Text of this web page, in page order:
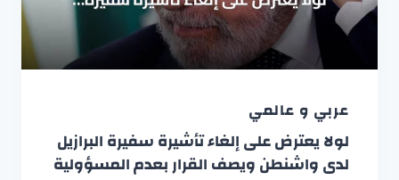
عربي و عالمي
لولا يعترض على إلغاء تأشيرة سفيرة البرازيل
لدى واشنطن ويصف القرار بعدم المسؤولية